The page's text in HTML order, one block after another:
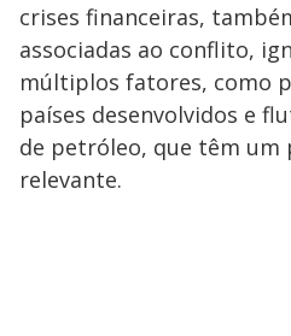
crises financeiras,
associadas ao conflito,
múltiplos fatores, como
países desenvolvidos e
de petróleo, que têm um
relevante.